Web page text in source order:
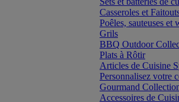
Casseroles et
Poêles, sauteuses et
Grils
BBQ Outdoor
Plats à Rôtir
Articles de Cuisine
Personnalisez votre
Gourmand
Accessoires de